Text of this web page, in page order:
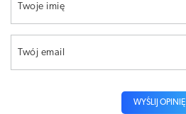
Twoje imię
Twój email
WYŚLIJ OPINIĘ